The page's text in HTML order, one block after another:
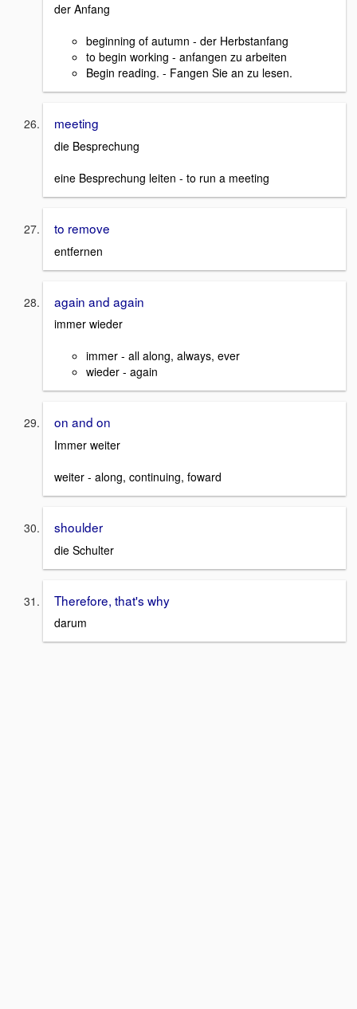
der Anfang
beginning of autumn - der Herbstanfang
to begin working - anfangen zu arbeiten
Begin reading. - Fangen Sie an zu lesen.
meeting
die Besprechung
eine Besprechung leiten - to run a meeting
to remove
entfernen
again and again
immer wieder
immer - all along, always, ever
wieder - again
on and on
Immer weiter
weiter - along, continuing, foward
shoulder
die Schulter
Therefore, that's why
darum